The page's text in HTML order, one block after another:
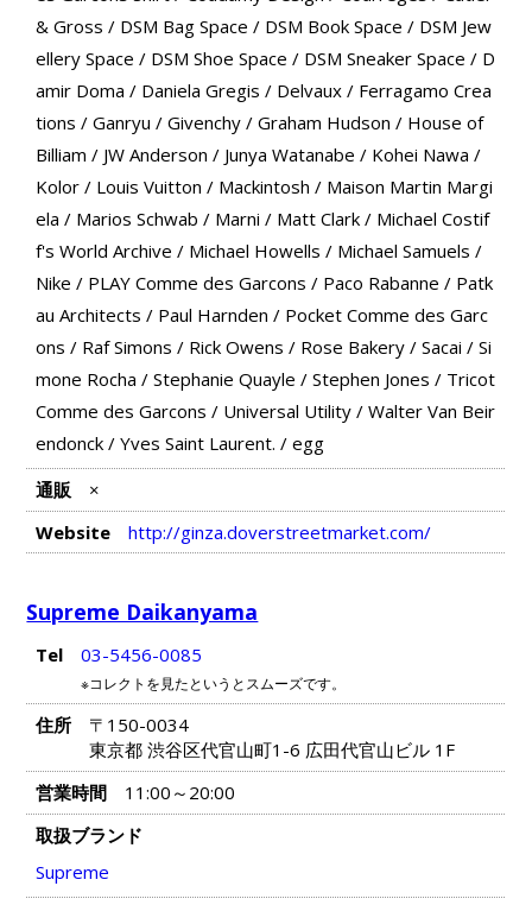
& Gross / DSM Bag Space / DSM Book Space / DSM Jew
ellery Space / DSM Shoe Space / DSM Sneaker Space / D
amir Doma / Daniela Gregis / Delvaux/ Ferragamo Crea
tions / Ganryu / Givenchy/ Graham Hudson / House of
Billiam / JW Anderson / Junya Watanabe / Kohei Nawa /
Kolor/ Louis Vuitton / Mackintosh / Maison Martin Margi
ela / Marios Schwab / Marni / Matt Clark/ Michael Costif
f's World Archive / Michael Howells / Michael Samuels /
Nike / PLAY Comme des Garcons / Paco Rabanne / Patk
au Architects / Paul Harnden / Pocket Comme des Garc
ons / Raf Simons / Rick Owens / Rose Bakery/ Sacai / Si
mone Rocha / Stephanie Quayle / Stephen Jones / Tricot
Comme des Garcons / Universal Utility/ Walter Van Beir
endonck/ Yves Saint Laurent. / egg
通販
×
Website
http://ginza.doverstreetmarket.com/
Supreme Daikanyama
Tel 03-5456-0085
※コレクトを見たというとスムーズです。
住所
〒150-0034
東京都 渋谷区代官山町1-6 広田代官山ビル 1F
営業時間
11:00～20:00
取扱ブランド
Supreme